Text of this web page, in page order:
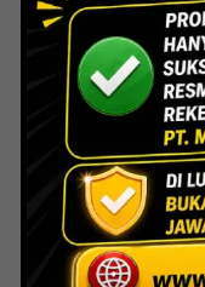
Lihat Detail
Interior